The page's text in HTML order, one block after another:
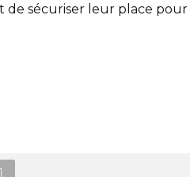
de sécuriser leur place pour